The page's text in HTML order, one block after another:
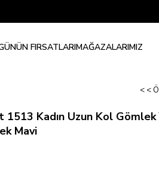
FIRSATLARIMAĞAZALARIMIZ
< <
1513 Kadın Uzun Kol Gömlek
Mavi